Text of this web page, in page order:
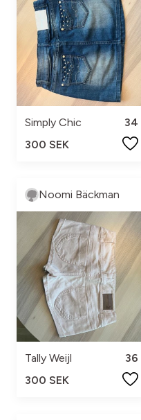
Simply Chic
34
300 SEK
Noomi Bäckman
Tally Weijl
36
300 SEK